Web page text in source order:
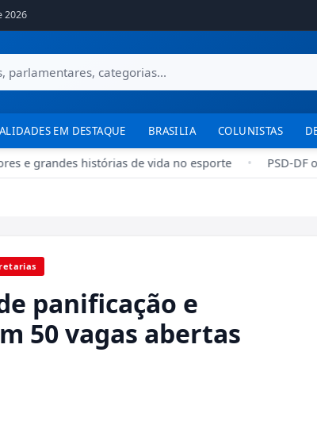
2026
EM DESTAQUE BRASILIA COLUNISTAS
e grandes histórias de vida no esporte PSD-DF
panificação e
50 vagas abertas